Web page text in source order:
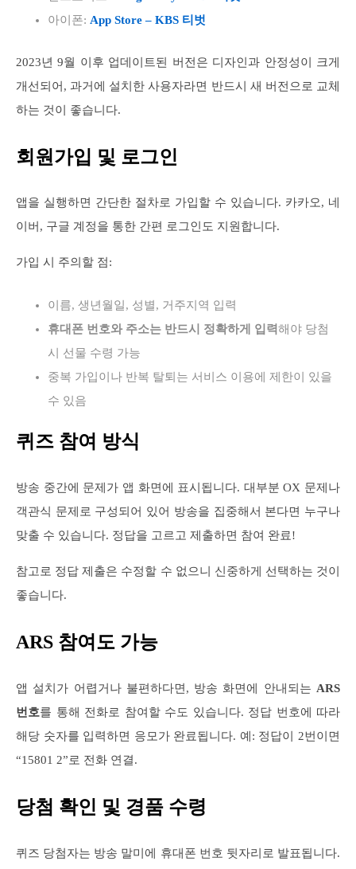
아이폰: App Store – KBS 티벗
2023년 9월 이후 업데이트된 버전은 디자인과 안정성이 크게
개선되어, 과거에 설치한 사용자라면 반드시 새 버전으로 교체
하는 것이 좋습니다.
회원가입 및 로그인
앱을 실행하면 간단한 절차로 가입할 수 있습니다. 카카오, 네
이버, 구글 계정을 통한 간편 로그인도 지원합니다.
가입 시 주의할 점:
이름, 생년월일, 성별, 거주지역 입력
휴대폰 번호와 주소는 반드시 정확하게 입력해야 당첨
시 선물 수령 가능
중복 가입이나 반복 탈퇴는 서비스 이용에 제한이 있을
수 있음
퀴즈 참여 방식
방송 중간에 문제가 앱 화면에 표시됩니다. 대부분 OX 문제나
객관식 문제로 구성되어 있어 방송을 집중해서 본다면 누구나
맞출 수 있습니다. 정답을 고르고 제출하면 참여 완료!
참고로 정답 제출은 수정할 수 없으니 신중하게 선택하는 것이
좋습니다.
ARS 참여도 가능
앱 설치가 어렵거나 불편하다면, 방송 화면에 안내되는 ARS
번호를 통해 전화로 참여할 수도 있습니다. 정답 번호에 따라
해당 숫자를 입력하면 응모가 완료됩니다. 예: 정답이 2번이면
“15801 2”로 전화 연결.
당첨 확인 및 경품 수령
퀴즈 당첨자는 방송 말미에 휴대폰 번호 뒷자리로 발표됩니다.